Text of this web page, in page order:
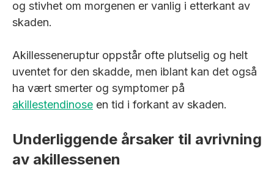
og stivhet om morgenen er vanlig i etterkant av
skaden.
Akillesseneruptur oppstår ofte plutselig og helt
uventet for den skadde, men iblant kan det også
ha vært smerter og symptomer på
akillestendinose en tid i forkant av skaden.
Underliggende årsaker til avrivning
av akillessenen